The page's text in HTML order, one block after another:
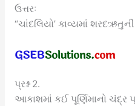
ઉત્તરઃ
“ચાંદલિયો’ કાવ્યમાં
પ્રશ્ન 2.
આકાશમાં કઈ પૂર્ણિમાનો ચંદ્ર